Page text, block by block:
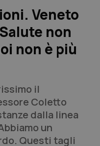
Veneto
non
non è più
il
Coletto
dalla linea
un
Questi tagli